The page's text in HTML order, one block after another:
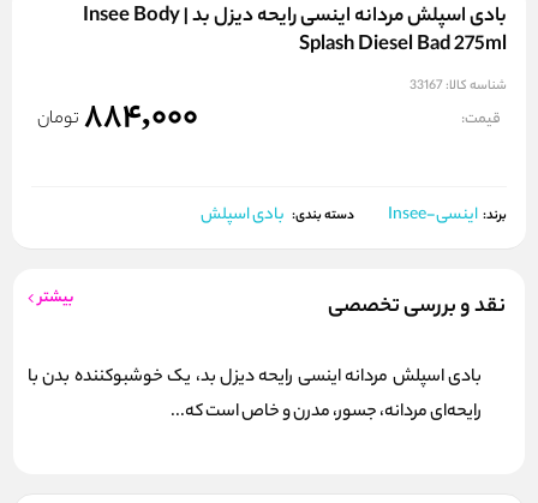
بادی اسپلش مردانه اینسی رایحه دیزل بد | Insee Body
Splash Diesel Bad 275ml
شناسه کالا: 33167
قیمت: 884,000 تومان
برند: اینسی-Insee دسته بندی: بادی اسپلش
نقد و بررسی تخصصی بیشتر
بادی اسپلش مردانه اینسی رایحه دیزل بد، یک خوشبوکننده بدن با
رایحه‌ای مردانه، جسور، مدرن و خاص است که...